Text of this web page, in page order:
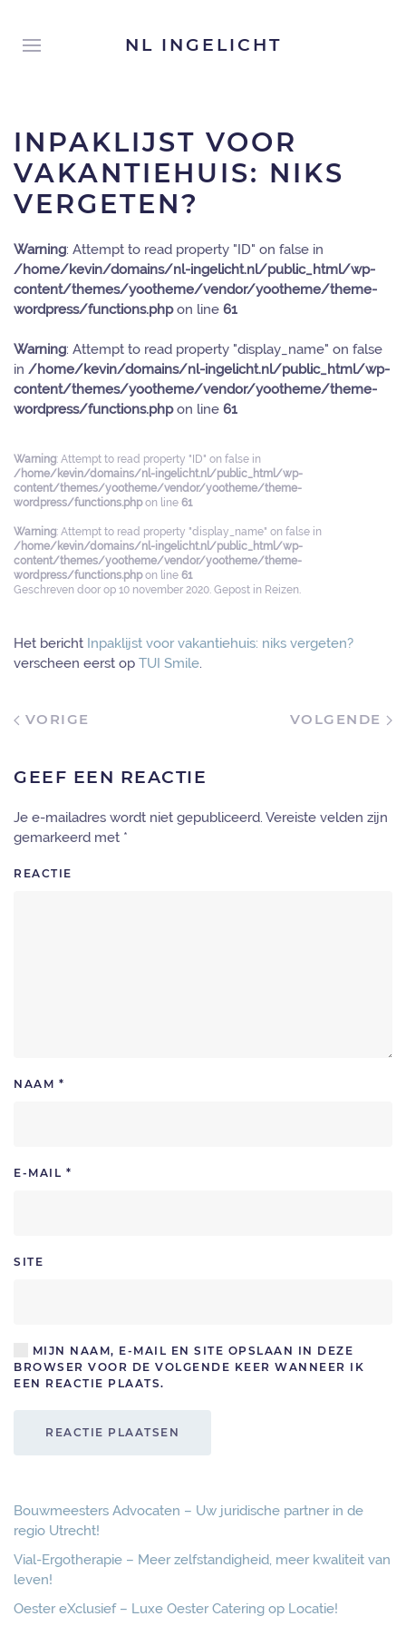
NL INGELICHT
INPAKLIJST VOOR
VAKANTIEHUIS: NIKS
VERGETEN?
Warning: Attempt to read property "ID" on false in
/home/kevin/domains/nl-ingelicht.nl/public_html/wp-
content/themes/yootheme/vendor/yootheme/theme-
wordpress/functions.phpon line 61
Warning: Attempt to read property "display_name" on false
in /home/kevin/domains/nl-ingelicht.nl/public_html/wp-
content/themes/yootheme/vendor/yootheme/theme-
wordpress/functions.phpon line 61
Warning: Attempt to read property "ID" on false in
/home/kevin/domains/nl-ingelicht.nl/public_html/wp-
content/themes/yootheme/vendor/yootheme/theme-
wordpress/functions.phpon line 61
Warning: Attempt to read property "display_name" on false in
/home/kevin/domains/nl-ingelicht.nl/public_html/wp-
content/themes/yootheme/vendor/yootheme/theme-
wordpress/functions.phpon line 61
Geschreven door op 10 november 2020. Gepost in Reizen.
Het bericht Inpaklijst voor vakantiehuis: niks vergeten?
verscheen eerst op TUI Smile.
VORIGE VOLGENDE
GEEF EEN REACTIE
Je e-mailadres wordt niet gepubliceerd. Vereiste velden zijn
gemarkeerd met *
REACTIE
NAAM *
E-MAIL *
SITE
MIJN NAAM, E-MAIL EN SITE OPSLAAN IN DEZE
BROWSER VOOR DE VOLGENDE KEER WANNEER IK
EEN REACTIE PLAATS.
REACTIE PLAATSEN
Bouwmeesters Advocaten – Uw juridische partner in de
regio Utrecht!
Vial-Ergotherapie – Meer zelfstandigheid, meer kwaliteit van
leven!
Oester eXclusief – Luxe Oester Catering op Locatie!